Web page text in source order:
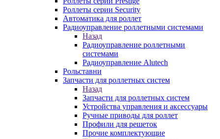
Роллеты серии Security
Автоматика для роллет
Радиоуправление роллетными системами
Назад
Радиоуправление роллетными
системами
Радиоуправление Alutech
Рольставни
Запчасти для роллетных систем
Назад
Запчасти для роллетных систем
Устройства управления и аксессуары
Ручные приводы для роллет
Профили для решеток
Прочие комплектующие